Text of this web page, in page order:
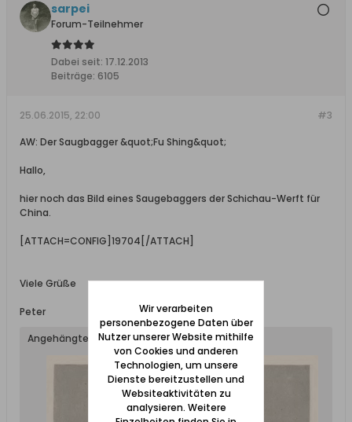
sarpei
Forum-Teilnehmer
Dabei seit: 17.12.2013
Beiträge: 6105
#3
25.06.2015, 22:00
AW: Der Saugbagger &quot;Fu Shing&quot;
Hallo,
hier noch das Bild eines Saugebaggers der Schichau-Werft für
China.
[ATTACH=CONFIG]19704[/ATTACH]
Viele Grüße
Peter
Angehängte Dateien
Wir verarbeiten
personenbezogene Daten über
Nutzer unserer Website mithilfe
von Cookies und anderen
Technologien, um unsere
Dienste bereitzustellen und
Websiteaktivitäten zu
analysieren. Weitere